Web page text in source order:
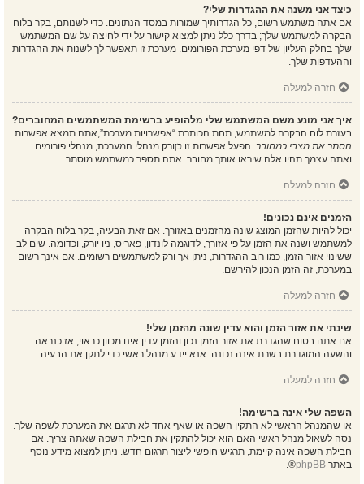
כיצד אני משנה את ההגדרות שלי?
אם אתה משתמש רשום, כל הגדרותיך שמורות במסד הנתונים. כדי לשנותם, בקר בלוח
הבקרה למשתמש שלך; בדרך כלל ניתן למצוא קישור על ידי לחיצה על שם המשתמש
שלך בחלק העליון של דפי מערכת הפורומים. מערכת זו תאפשר לך לשנות את ההגדרות
וההעדפות שלך.
חזרה למעלה
איך אני מונע משם המשתמש שלי מלהופיע ברשימת המשתמשים המחוברים?
בעזרת לוח הבקרה למשתמש, תחת הכותרת “אפשרויות מערכת”,אתה תמצא אפשרות
הסתר את מצבי כמחובר. הפעל אפשרות זו כןורק מנהלי המערכת, מנהלי פורומים
ואתה עצמך תהיו אלה שיראו אותך מחובר. אתה תספר כמשתמש מוסתר.
חזרה למעלה
הזמנים אינם נכונים!
יכול להיות שהזמן המוצג שונה מהזמנים באזורך. אם זאת הבעיה, בקר בלוח הבקרה
למשתמש ושנה את הזמן על פי אזורך, לדוגמה לונדון, פאריס, ניו יורק, וכדומה. שים לב
ששינוי אזור הזמן, כמו רוב ההגדרות, ניתן אך ורק למשתמשים רשומים. אם אינך רשום
במערכת, זה הזמן הנכון להירשם.
חזרה למעלה
שינתי את אזור הזמן והוא עדין שונה מהזמן שלי!
אם אתה בטוח שהגדרת את אזור הזמן נכון והזמן עדין אינו מכוון כראוי, אז כנראה
והשעה המוגדרת בשרת אינה נכונה. אנא יידע מנהל ראשי כדי לתקן את הבעיה
חזרה למעלה
השפה שלי אינה ברשימה!
או שהמנהל הראשי לא התקין השפה או שאף אחד לא תרגם את המערכת לשפה שלך.
נסה לשאול מנהל ראשי האם הוא יכול להתקין את חבילת השפה שאתה צריך. אם
חבילת השפה אינה קיימת, תרגיש חופשי ליצור תרגום חדש. ניתן למצוא מידע נוסף
באתר phpBB
®.